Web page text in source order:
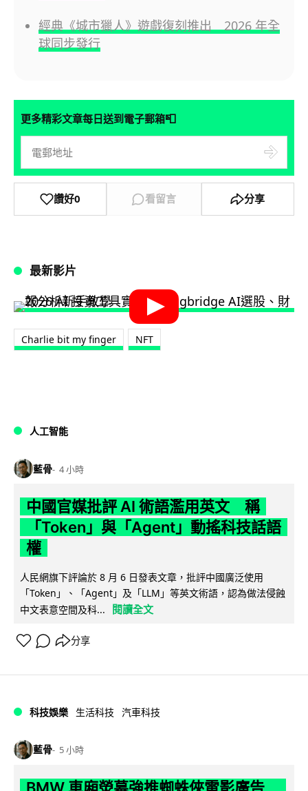
經典《城市獵人》遊戲復刻推出 2026 年全
球同步發行
更多精彩文章每日送到電子郵箱📮
讚好0 看留言 分享
最新影片
Charlie bit my finger NFT
人工智能
藍骨 4 小時
中國官媒批評 AI 術語濫用英文 稱
「Token」與「Agent」動搖科技話語
權
人民網旗下評論於 8 月 6 日發表文章，批評中國廣泛使用
「Token」、「Agent」及「LLM」等英文術語，認為做法侵蝕
中文表意空間及科...
閱讀全文
分享
科技娛樂 生活科技 汽車科技
藍骨 5 小時
BMW 車廂熒幕強推蜘蛛俠電影廣告